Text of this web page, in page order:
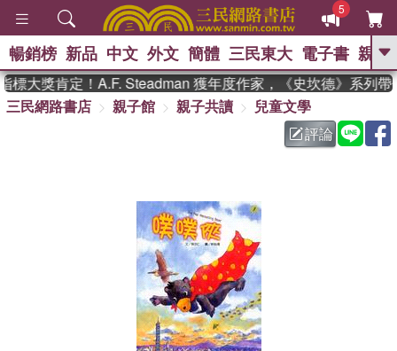
5
GO
熱搜： 東野圭吾 、 高希均教授回憶錄
父親節 、 如果歷
暑期推薦 、 國際布克
偉大的迷走神經
暢銷榜 新品 中文 外文 簡體 三民東大 電子書 親子
大獎肯定！A.F. Steadman 獲年度作家，《史坎德》系列帶
三民網路書店
親子館 親子共讀
兒童文學
評論